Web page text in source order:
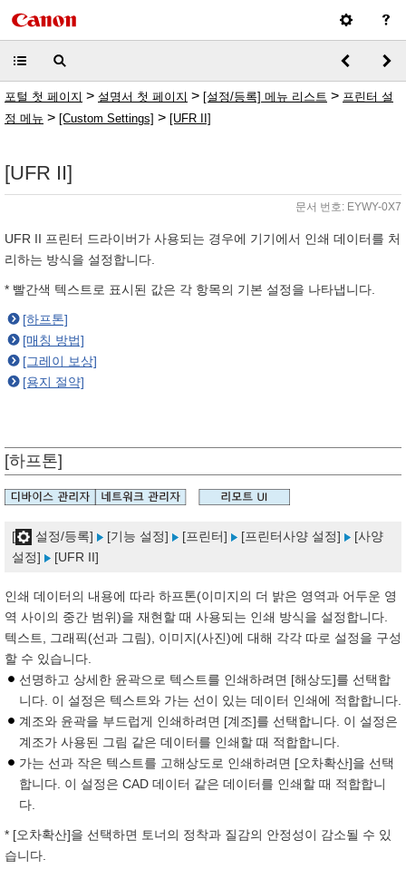
포털 첫 페이지 > 설명서 첫 페이지 > [설정/등록] 메뉴 리스트 > 프린터 설
정 메뉴 > [Custom Settings] > [UFR II]
[UFR II]
문서 번호: EYWY-0X7
UFR II 프린터 드라이버가 사용되는 경우에 기기에서 인쇄 데이터를 처
리하는 방식을 설정합니다.
* 빨간색 텍스트로 표시된 값은 각 항목의 기본 설정을 나타냅니다.
[하프톤]
[매칭 방법]
[그레이 보상]
[용지 절약]
[하프톤]
[ 설정/등록] [기능 설정] [프린터] [프린터사양 설정]
[사양
설정]
[UFR II]
인쇄 데이터의 내용에 따라 하프톤(이미지의 더 밝은 영역과 어두운 영
역 사이의 중간 범위)을 재현할 때 사용되는 인쇄 방식을 설정합니다.
텍스트, 그래픽(선과 그림), 이미지(사진)에 대해 각각 따로 설정을 구성
할 수 있습니다.
선명하고 상세한 윤곽으로 텍스트를 인쇄하려면 [해상도]를 선택합
니다. 이 설정은 텍스트와 가는 선이 있는 데이터 인쇄에 적합합니다.
계조와 윤곽을 부드럽게 인쇄하려면 [계조]를 선택합니다. 이 설정은
계조가 사용된 그림 같은 데이터를 인쇄할 때 적합합니다.
가는 선과 작은 텍스트를 고해상도로 인쇄하려면 [오차확산]을 선택
합니다. 이 설정은 CAD 데이터 같은 데이터를 인쇄할 때 적합합니
다.
* [오차확산]을 선택하면 토너의 정착과 질감의 안정성이 감소될 수 있
습니다.